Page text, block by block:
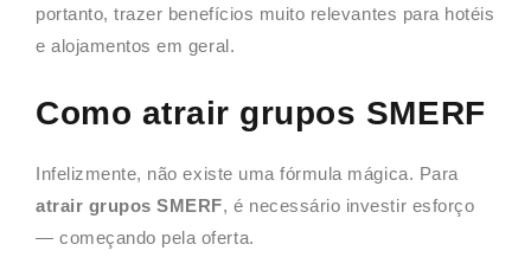
portanto, trazer benefícios muito relevantes para hotéis
e alojamentos em geral.
Como atrair grupos SMERF
Infelizmente, não existe uma fórmula mágica. Para
atrair grupos SMERF, é necessário investir esforço
— começando pela oferta.